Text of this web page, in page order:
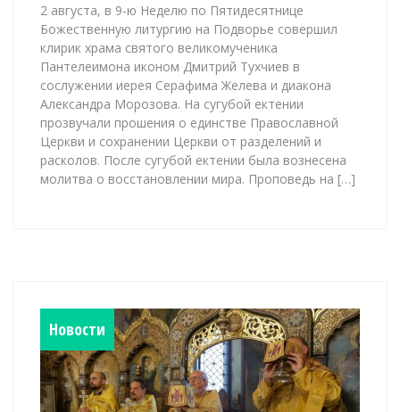
2 августа, в 9-ю Неделю по Пятидесятнице
Божественную литургию на Подворье совершил
клирик храма святого великомученика
Пантелеимона иконом Дмитрий Тухчиев в
сослужении иерея Серафима Желева и диакона
Александра Морозова. На сугубой ектении
прозвучали прошения о единстве Православной
Церкви и сохранении Церкви от разделений и
расколов. После сугубой ектении была вознесена
молитва о восстановлении мира. Проповедь на […]
Новости